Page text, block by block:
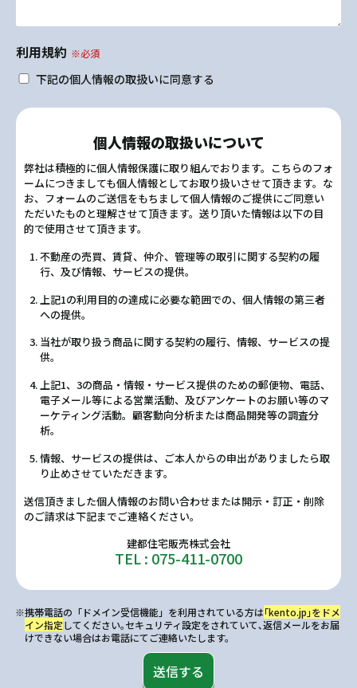
利用規約 ※必須
下記の個人情報の取扱いに同意する
個人情報の取扱いについて
弊社は積極的に個人情報保護に取り組んでおります。こちらのフォ
ームにつきましても個人情報としてお取り扱いさせて頂きます。な
お、フォームのご送信をもちまして個人情報のご提供にご同意い
ただいたものと理解させて頂きます。送り頂いた情報は以下の目
的で使用させて頂きます。
不動産の売買、賃貸、仲介、管理等の取引に関する契約の履
行、及び情報、サービスの提供。
上記1の利用目的の達成に必要な範囲での、個人情報の第三者
への提供。
当社が取り扱う商品に関する契約の履行、情報、サービスの提
供。
上記1、3の商品・情報・サービス提供のための郵便物、電話、
電子メール等による営業活動、及びアンケートのお願い等のマ
ーケティング活動。顧客動向分析または商品開発等の調査分
析。
情報、サービスの提供は、ご本人からの申出がありましたら取
り止めさせていただきます。
送信頂きました個人情報のお問い合わせまたは開示・訂正・削除
のご請求は下記までご連絡ください。
建都住宅販売株式会社
TEL : 075-411-0700
※携帯電話の「ドメイン受信機能」を利用されている方は｢kento.jp｣をドメ
イン指定してください｡セキュリティ設定をされていて､返信メールをお届
けできない場合はお電話にてご連絡いたします。
送信する